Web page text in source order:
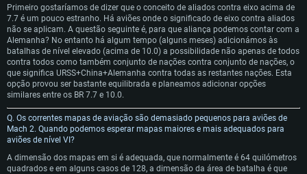
Primeiro gostaríamos de dizer que o conceito de aliados contra eixo acima de
7.7 é um pouco estranho. Há aviões onde o significado de eixo contra aliados
não se aplicam. A questão seguinte é, para que aliança podemos contar com a
Alemanha? No entanto há algum tempo (alguns meses) adicionámos às
batalhas de nível elevado (acima de 10.0) a possibilidade não apenas de todos
contra todos como também conjunto de nações contra conjunto de nações, o
que significa URSS+China+Alemanha contra todas as restantes nações. Esta
opção provou ser bastante equilibrada e planeamos adicionar opções
similares entre os BR 7.7 e 10.0.
Q. Os correntes mapas de aviação são demasiado pequenos para aviões de
Mach 2. Quando podemos esperar mapas maiores e mais adequados para
aviões de nível VI?
A dimensão dos mapas em si é adequada, que normalmente é 64 quilómetros
quadrados e em alguns casos de 128, a dimensão da área de batalha é que